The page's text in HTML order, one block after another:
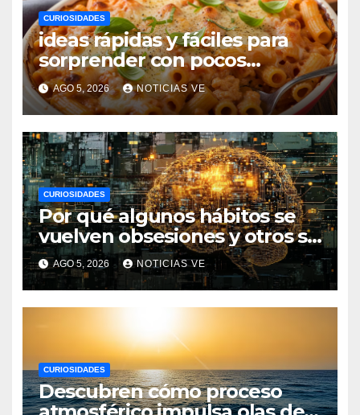
CURIOSIDADES
ideas rápidas y fáciles para
sorprender con pocos
ingredientes
AGO 5, 2026 NOTICIAS VE
CURIOSIDADES
Por qué algunos hábitos se
vuelven obsesiones y otros se
desvanecen
AGO 5, 2026 NOTICIAS VE
CURIOSIDADES
Descubren cómo proceso